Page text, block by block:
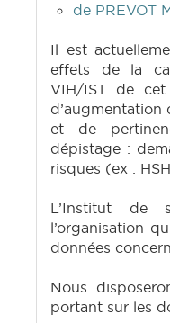
de PREVOT
Il est
effets de la
VIH/IST de
d’augmentation
et de
dépistage :
risques (ex :
L’Institut de
l’organisation
données
Nous
portant sur les